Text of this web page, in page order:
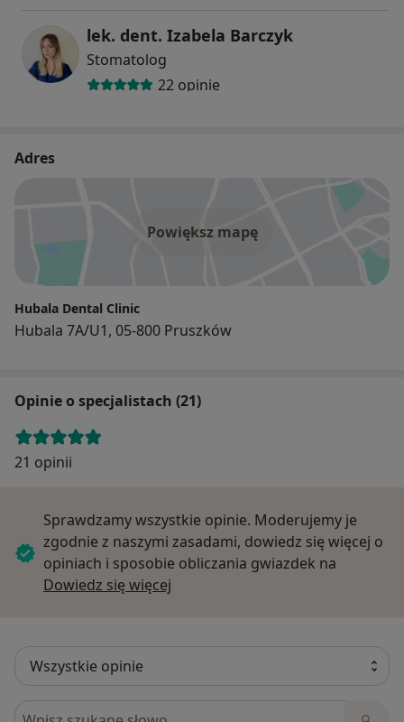
lek. dent. Izabela Barczyk
Stomatolog
22 opinie
Adres
Powiększ mapę
Hubala Dental Clinic
Hubala 7A/U1, 05-800 Pruszków
Opinie o specjalistach (21)
21 opinii
Sprawdzamy wszystkie opinie. Moderujemy je
zgodnie z naszymi zasadami, dowiedz się więcej o
opiniach i sposobie obliczania gwiazdek na
Dowiedz się więcej
Szukaj w opiniach